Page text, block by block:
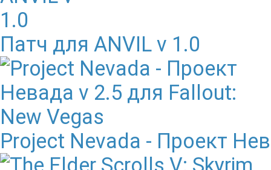
Патч для ANVIL v 1.0
Project Nevada - Проект